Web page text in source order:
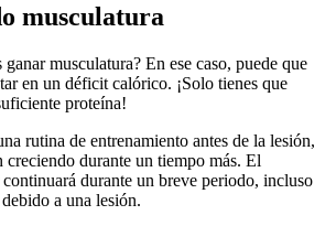
musculatura
musculatura? En ese caso, puede que
en un déficit calórico. ¡Solo tienes que
proteína!
rutina de entrenamiento antes de la lesión,
creciendo durante un tiempo más. El
durante un breve periodo, incluso
a una lesión.